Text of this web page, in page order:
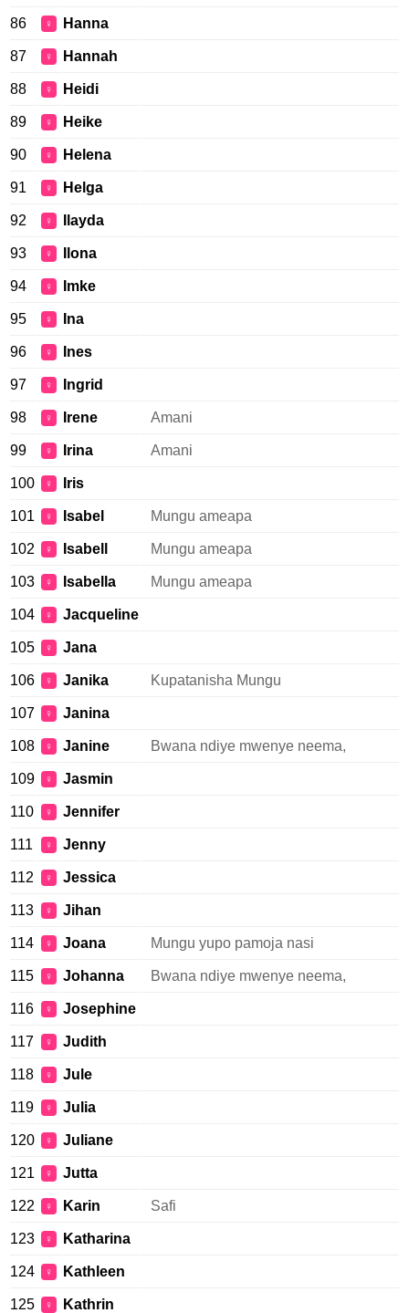
86 ♀ Hanna
87 ♀ Hannah
88 ♀ Heidi
89 ♀ Heike
90 ♀ Helena
91 ♀ Helga
92 ♀ Ilayda
93 ♀ Ilona
94 ♀ Imke
95 ♀ Ina
96 ♀ Ines
97 ♀ Ingrid
98 ♀ Irene Amani
99 ♀ Irina Amani
100 ♀ Iris
101 ♀ Isabel Mungu ameapa
102 ♀ Isabell Mungu ameapa
103 ♀ Isabella Mungu ameapa
104 ♀ Jacqueline
105 ♀ Jana
106 ♀ Janika Kupatanisha Mungu
107 ♀ Janina
108 ♀ Janine Bwana ndiye mwenye neema,
109 ♀ Jasmin
110 ♀ Jennifer
111 ♀ Jenny
112 ♀ Jessica
113 ♀ Jihan
114 ♀ Joana Mungu yupo pamoja nasi
115 ♀ Johanna Bwana ndiye mwenye neema,
116 ♀ Josephine
117 ♀ Judith
118 ♀ Jule
119 ♀ Julia
120 ♀ Juliane
121 ♀ Jutta
122 ♀ Karin Safi
123 ♀ Katharina
124 ♀ Kathleen
125 ♀ Kathrin